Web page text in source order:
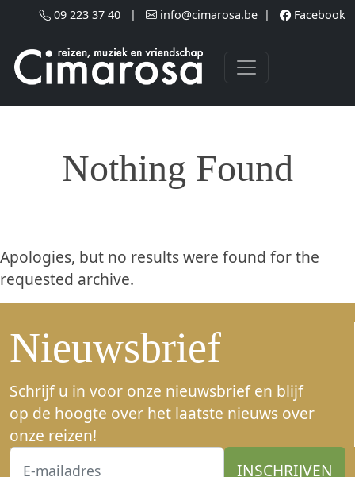
Skip to main content
09 223 37 40 | info@cimarosa.be | Facebook
Nothing Found
Apologies, but no results were found for the
requested archive.
Nieuwsbrief
Schrijf u in voor onze nieuwsbrief en blijf
op de hoogte over het laatste nieuws over
onze reizen!